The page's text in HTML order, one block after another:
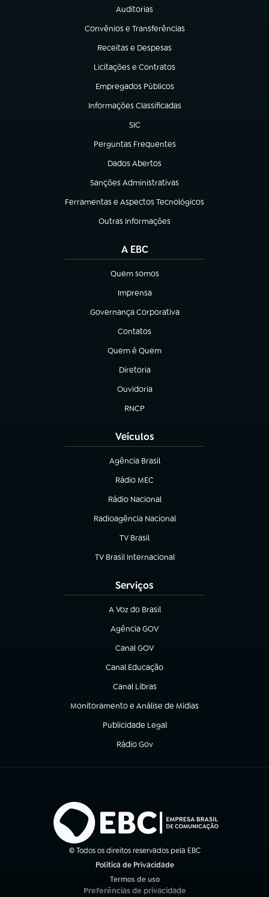
Auditorias
(abre em nova aba)
Convênios e Transferências
(abre em nova aba)
Receitas e Despesas
(abre em nova aba)
Licitações e Contratos
(abre em nova aba)
Empregados Públicos
(abre em nova aba)
Informações Classificadas
(abre em nova aba)
SIC
(abre em nova aba)
Perguntas Frequentes
(abre em nova aba)
Dados Abertos
(abre em nova aba)
Sanções Administrativas
(abre em nova aba)
Ferramentas e Aspectos Tecnológicos
(abre em nova aba)
Outras Informações
(abre em nova aba)
A EBC
Quem somos
(abre em nova aba)
Imprensa
(abre em nova aba)
Governança Corporativa
(abre em nova aba)
Contatos
(abre em nova aba)
Quem é Quem
(abre em nova aba)
Diretoria
(abre em nova aba)
Ouvidoria
(abre em nova aba)
RNCP
(abre em nova aba)
Veículos
Agência Brasil
(abre em nova aba)
Rádio MEC
(abre em nova aba)
Rádio Nacional
Radioagência Nacional
(abre em nova aba)
TV Brasil
(abre em nova aba)
TV Brasil Internacional
(abre em nova aba)
Serviços
A Voz do Brasil
(abre em nova aba)
Agência GOV
(abre em nova aba)
Canal GOV
(abre em nova aba)
Canal Educação
(abre em nova aba)
Canal Libras
(abre em nova aba)
Monitoramento e Análise de Mídias
(abre em nova aba)
Publicidade Legal
(abre em nova aba)
Rádio Gov
(abre em nova aba)
© Todos os direitos reservados pela EBC
Política de Privacidade
Termos de uso
(abre em nova aba)
Preferências de privacidade